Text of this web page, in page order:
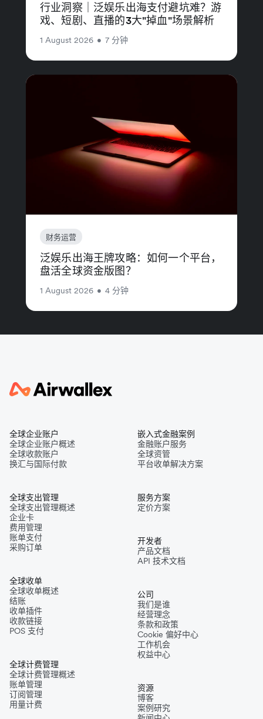
行业洞察｜泛娱乐出海支付避坑难？游
戏、短剧、直播的3大"掉血"场景解析
1 August 2026 • 7 分钟
财务运营
泛娱乐出海王牌攻略：如何一个平台，
盘活全球资金版图？
1 August 2026 • 4 分钟
全球企业账户
全球企业账户概述
全球收款账户
换汇与国际付款
全球支出管理
全球支出管理概述
企业卡
费用管理
账单支付
采购订单
全球收单
全球收单概述
结账
收单插件
收款链接
POS 支付
全球计费管理
全球计费管理概述
账单管理
订阅管理
用量计费
嵌入式金融案例
金融账户服务
全球资管
平台收单解决方案
服务方案
定价方案
开发者
产品文档
API 技术文档
公司
我们是谁
经营理念
条款和政策
Cookie 偏好中心
工作机会
权益中心
资源
博客
案例研究